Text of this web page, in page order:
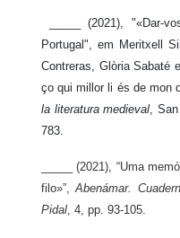
_____ (2021), "«Dar-
Portugal", em Meritxell
Contreras, Glòria Sabaté
ço qui millor li és de mon
la literatura medieval,
783.
_____ (2021), “Uma
filo»”,Abenámar.
Pidal, 4, pp. 93-105.